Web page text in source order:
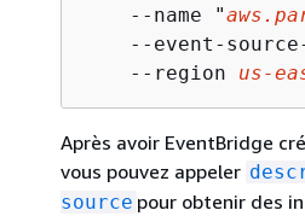
    --name "
--event-
    --region
us-
Après avoir EventBridge
vous pouvez appeler
source pour obtenir des